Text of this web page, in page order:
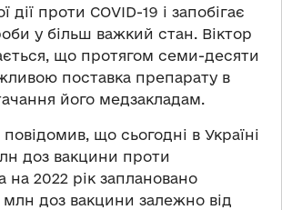
дії проти COVID-19 і запобігає
у більш важкий стан. Віктор
що протягом семи-десяти
поставка препарату в
його медзакладам.
що сьогодні в Україні
доз вакцини проти
на 2022 рік заплановано
млн доз вакцини залежно від